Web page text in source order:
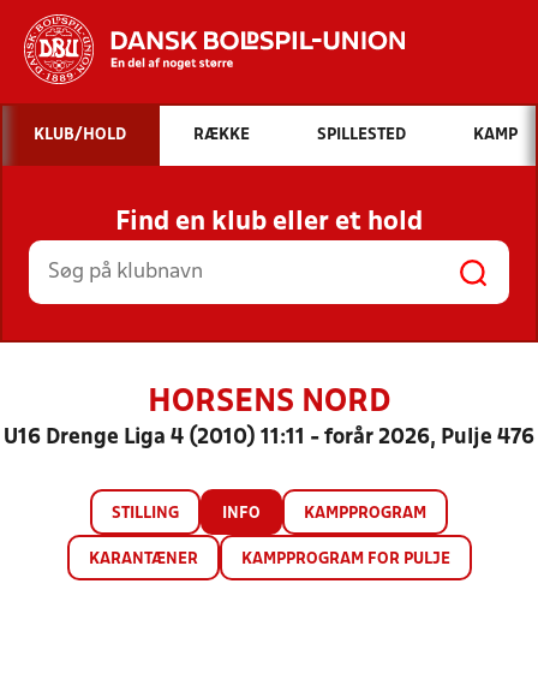
Hvad vil du søge efter?
INDHOLD OG NYHEDER
STILLINGER, RESULTATER, KLUBBER OG
HOLD
KLUB/HOLD RÆKKE SPILLESTED KAMP
Find en klub eller et hold
HORSENS NORD
U16 Drenge Liga 4 (2010) 11:11 - forår 2026, Pulje 476
STILLING INFO KAMPPROGRAM
KARANTÆNER KAMPPROGRAM FOR PULJE